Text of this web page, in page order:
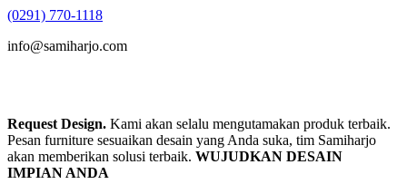
(0291) 770-1118
info@samiharjo.com
Request Design. Kami akan selalu mengutamakan produk terbaik.
Pesan furniture sesuaikan desain yang Anda suka, tim Samiharjo
akan memberikan solusi terbaik. WUJUDKAN DESAIN
IMPIAN ANDA